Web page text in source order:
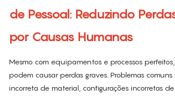
de Pessoal: Reduzindo
por Causas Humanas
Mesmo com equipamentos e processos
podem causar perdas graves. Problemas
incorreta de material, configurações incorretas